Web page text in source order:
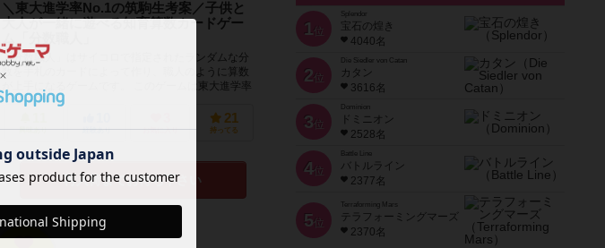
＼東大進学率No.1の筑駒生考案／子供と
大人が一緒に遊べる知育算数カードゲー
「分数職人」はサイコロで指定されたランダムな分
数を手札のカードによって作り、職人のように算数
が上手になるゲームです。 このゲームは東大進学率
No.1を誇る進学校”筑波大学附...
興味あり 経験あり お気に入り
21
持ってる
再入荷までお待ち下さい
1位
Splendor
宝石の煌き
4040名
2位
Die Siedler von Catan
カタン
3616名
3位
Dominion
ドミニオン
2528名
4位
Battle Line
バトルライン
2377名
5位
Terraforming Mars
テラフォーミングマーズ
2370名